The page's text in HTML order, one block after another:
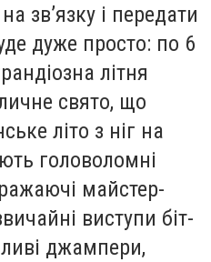
зв’язку і передати
дуже просто: по 6
літня
свято, що
літо з ніг на
головоломні
майстер-
виступи біт-
джампери,